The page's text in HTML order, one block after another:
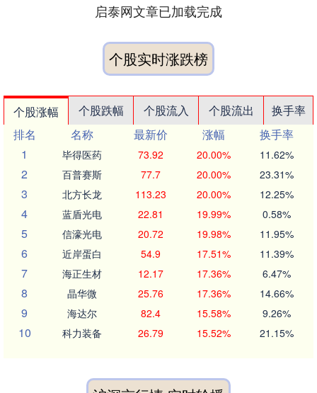
启泰网文章已加载完成
个股实时涨跌榜
个股涨幅 个股跌幅 个股流入 个股流出
换手率
排名
名称 最新价 涨幅
换手率
1
毕得医药 73.92 20.00% 11.62%
2 百普赛斯 77.7 20.00% 23.31%
3 北方长龙 113.23 20.00% 12.25%
4 蓝盾光电 22.81 19.99% 0.58%
5 信濠光电 20.72 19.98% 11.95%
6 近岸蛋白 54.9 17.51% 11.39%
7 海正生材 12.17 17.36% 6.47%
8 晶华微 25.76 17.36% 14.66%
9 海达尔 82.4 15.58% 9.26%
10 科力装备 26.79 15.52% 21.15%